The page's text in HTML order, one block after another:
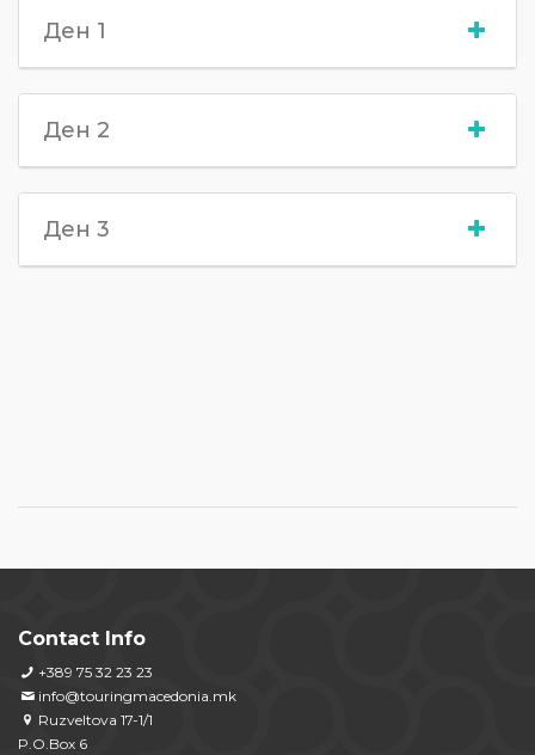
Ден 1
Ден 2
Ден 3
Contact Info
+389 75 32 23 23
info@touringmacedonia.mk
Ruzveltova 17-1/1
P.O.Box 6